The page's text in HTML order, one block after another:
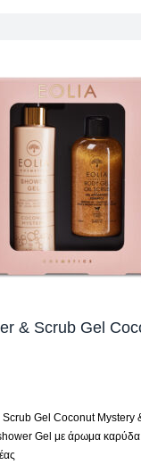
& Scrub Gel
Gel Coconut Mystery
Gel με άρωμα